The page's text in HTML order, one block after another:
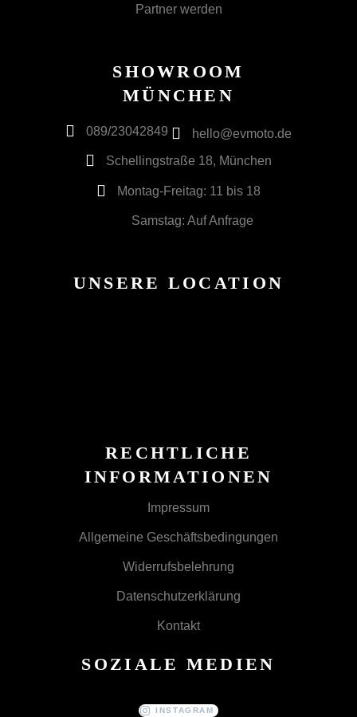
Partner werden
SHOWROOM
MÜNCHEN
089/23042849
hello@evmoto.de
Schellingstraße 18, München
Montag-Freitag: 11 bis 18
Samstag: Auf Anfrage
UNSERE LOCATION
RECHTLICHE
INFORMATIONEN
Impressum
Allgemeine Geschäftsbedingungen
Widerrufsbelehrung
Datenschutzerklärung
Kontakt
SOZIALE MEDIEN
INSTAGRAM